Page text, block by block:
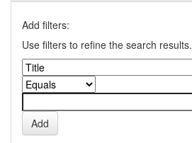
Add filters:
Use filters to refine the search results.